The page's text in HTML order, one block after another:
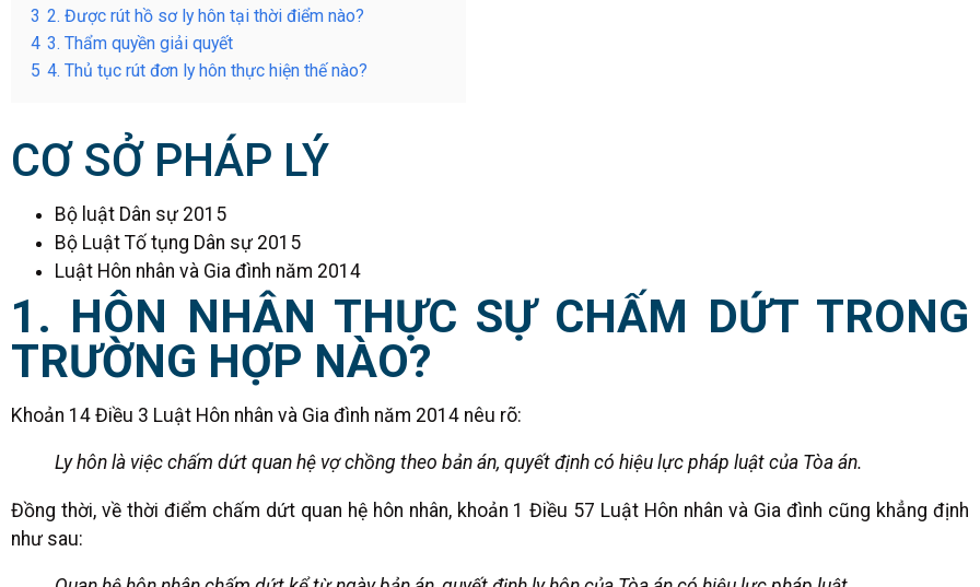
3 2. Được rút hồ sơ ly hôn tại thời điểm nào?
4 3. Thẩm quyền giải quyết
5 4. Thủ tục rút đơn ly hôn thực hiện thế nào?
CƠ SỞ PHÁP LÝ
Bộ luật Dân sự 2015
Bộ Luật Tố tụng Dân sự 2015
Luật Hôn nhân và Gia đình năm 2014
1. HÔN NHÂN THỰC SỰ CHẤM DỨT TRONG
TRƯỜNG HỢP NÀO?
Khoản 14 Điều 3 Luật Hôn nhân và Gia đình năm 2014 nêu rõ:
Ly hôn là việc chấm dứt quan hệ vợ chồng theo bản án, quyết định có hiệu lực pháp luật của Tòa án.
Đồng thời, về thời điểm chấm dứt quan hệ hôn nhân, khoản 1 Điều 57 Luật Hôn nhân và Gia đình cũng khẳng định
như sau: